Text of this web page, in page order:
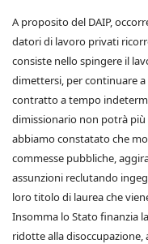
A proposito del DAIP,
datori di lavoro privati
consiste nello spingere il
dimettersi, per continuare
contratto a tempo
dimissionario non potrà più
abbiamo constatato che
commesse pubbliche,
assunzioni reclutando
loro titolo di laurea che
Insomma lo Stato finanzia
ridotte alla disoccupazione,